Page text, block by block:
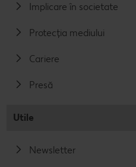
Implicare în societate
Protecția mediului
Cariere
Presă
Utile
Newsletter